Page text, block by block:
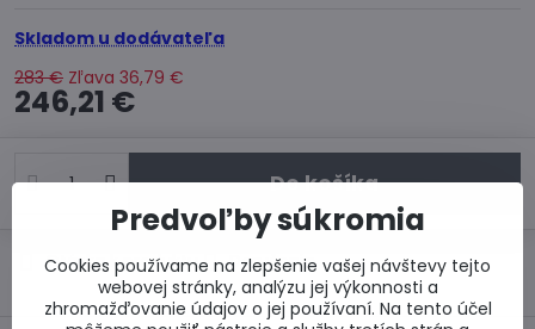
Skladom u dodávateľa
283 € Zľava 36,79 €
246,21 €
Do košíka
Otázka k produktu Doručenia
Predvoľby súkromia
Cookies používame na zlepšenie vašej návštevy tejto
webovej stránky, analýzu jej výkonnosti a
zhromažďovanie údajov o jej používaní. Na tento účel